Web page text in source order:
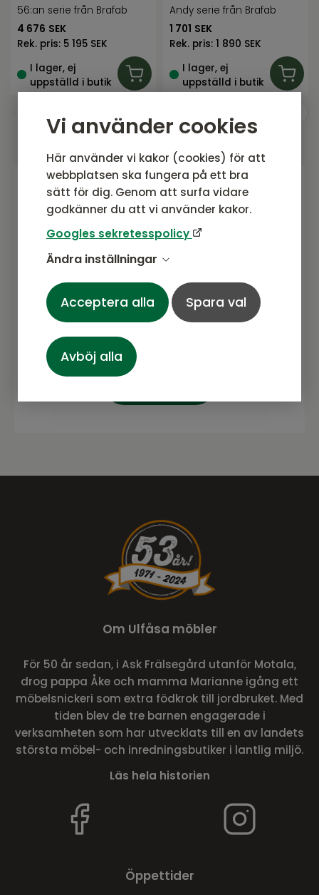
Vi använder cookies
Här använder vi kakor (cookies) för att
webbplatsen ska fungera på ett bra
sätt för dig. Genom att surfa vidare
godkänner du att vi använder kakor.
Googles sekretesspolicy
Ändra inställningar
Acceptera alla Spara val
Avböj alla
56:an serie från Brafab
4 676 SEK
Rek. pris: 5 195 SEK
I lager, ej
uppställd i butik
Andy serie från Brafab
1 701 SEK
Rek. pris: 1 890 SEK
I lager, ej
uppställd i butik
Gå med i vårt nyhetsbrev
Prenumerera gärna på vårt nyhetsbrev.
produkter, erbjudanden och annat
spännande.
Om Ulfåsa möbler
För 50 år sedan, i Ask Frälsegård utanför Motala,
drog pappa Åke och mamma Marianne igång ett
möbelsnickeri som extra födkrok till jordbruket. Med
tiden blev de tre barnen engagerade i
verksamheten som har utvecklats till en av landets
största möbel- och inredningsbutiker i lantlig miljö.
Läs hela historien
Öppettider